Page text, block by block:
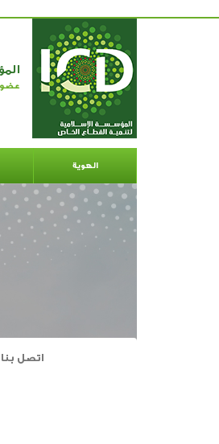
عضو
الهوية
اتصل بنا